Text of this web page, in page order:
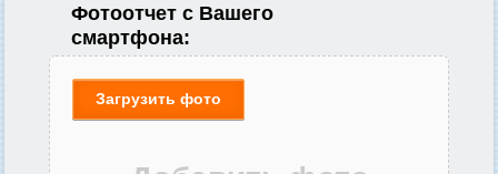
Фотоотчет с Вашего
смартфона:
Загрузить фото